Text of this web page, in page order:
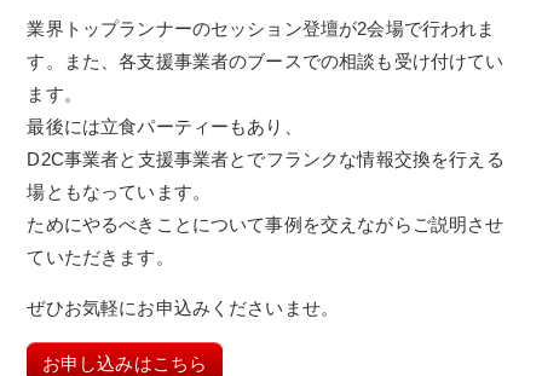
業界トップランナーのセッション登壇が2会場で行われま
す。また、各支援事業者のブースでの相談も受け付けてい
ます。
最後には立食パーティーもあり、
D2C事業者と支援事業者とでフランクな情報交換を行える
場ともなっています。
ためにやるべきことについて事例を交えながらご説明させ
ていただきます。
ぜひお気軽にお申込みくださいませ。
お申し込みはこちら